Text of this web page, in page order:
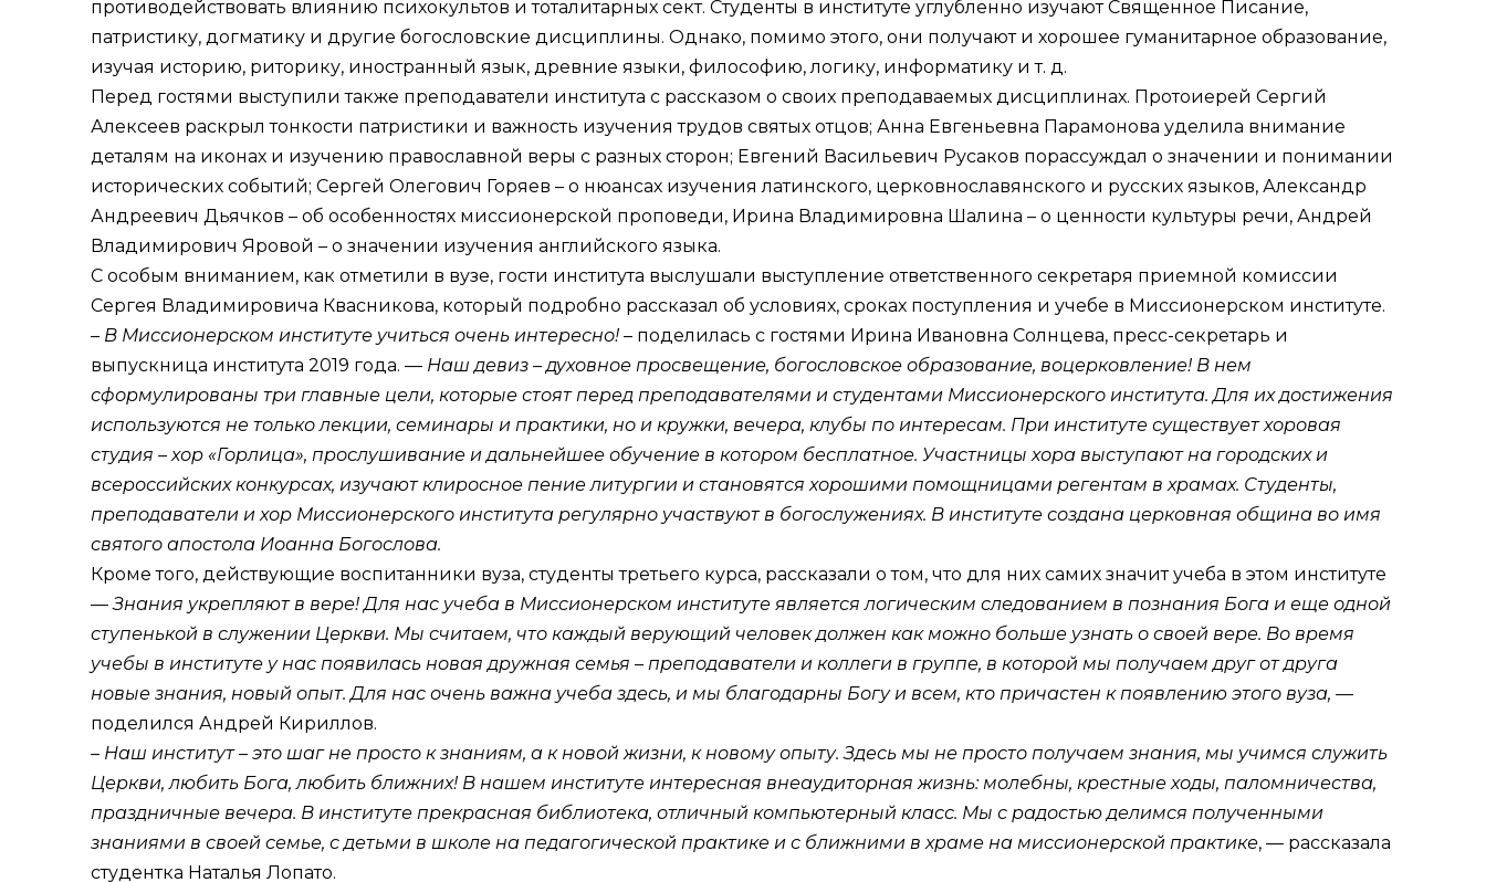
противодействовать влиянию психокультов и тоталитарных сект. Студенты в институте углубленно изучают Священное Писание,
патристику, догматику и другие богословские дисциплины. Однако, помимо этого, они получают и хорошее гуманитарное образование,
изучая историю, риторику, иностранный язык, древние языки, философию, логику, информатику и т. д.
Перед гостями выступили также преподаватели института с рассказом о своих преподаваемых дисциплинах. Протоиерей Сергий
Алексеев раскрыл тонкости патристики и важность изучения трудов святых отцов; Анна Евгеньевна Парамонова уделила внимание
деталям на иконах и изучению православной веры с разных сторон; Евгений Васильевич Русаков порассуждал о значении и понимании
исторических событий; Сергей Олегович Горяев – о нюансах изучения латинского, церковнославянского и русских языков, Александр
Андреевич Дьячков – об особенностях миссионерской проповеди, Ирина Владимировна Шалина – о ценности культуры речи, Андрей
Владимирович Яровой – о значении изучения английского языка.
С особым вниманием, как отметили в вузе, гости института выслушали выступление ответственного секретаря приемной комиссии
Сергея Владимировича Квасникова, который подробно рассказал об условиях, сроках поступления и учебе в Миссионерском институте.
– В Миссионерском институте учиться очень интересно! – поделилась с гостями Ирина Ивановна Солнцева, пресс-секретарь и
выпускница института 2019 года. — Наш девиз – духовное просвещение, богословское образование, воцерковление! В нем
сформулированы три главные цели, которые стоят перед преподавателями и студентами Миссионерского института. Для их достижения
используются не только лекции, семинары и практики, но и кружки, вечера, клубы по интересам. При институте существует хоровая
студия – хор «Горлица», прослушивание и дальнейшее обучение в котором бесплатное. Участницы хора выступают на городских и
всероссийских конкурсах, изучают клиросное пение литургии и становятся хорошими помощницами регентам в храмах. Студенты,
преподаватели и хор Миссионерского института регулярно участвуют в богослужениях. В институте создана церковная община во имя
святого апостола Иоанна Богослова.
Кроме того, действующие воспитанники вуза, студенты третьего курса, рассказали о том, что для них самих значит учеба в этом институте
—Знания укрепляют в вере! Для нас учеба в Миссионерском институте является логическим следованием в познания Бога и еще одной
ступенькой в служении Церкви. Мы считаем, что каждый верующий человек должен как можно больше узнать о своей вере. Во время
учебы в институте у нас появилась новая дружная семья – преподаватели и коллеги в группе, в которой мы получаем друг от друга
новые знания, новый опыт. Для нас очень важна учеба здесь, и мы благодарны Богу и всем, кто причастен к появлению этого вуза, —
поделился Андрей Кириллов.
– Наш институт – это шаг не просто к знаниям, а к новой жизни, к новому опыту. Здесь мы не просто получаем знания, мы учимся служить
Церкви, любить Бога, любить ближних! В нашем институте интересная внеаудиторная жизнь: молебны, крестные ходы, паломничества,
праздничные вечера. В институте прекрасная библиотека, отличный компьютерный класс. Мы с радостью делимся полученными
знаниями в своей семье, с детьми в школе на педагогической практике и с ближними в храме на миссионерской практике, — рассказала
студентка Наталья Лопато.